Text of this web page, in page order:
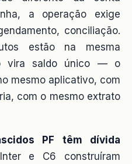
a operação exige
conciliação.
estão na mesma
vira saldo único — o
mesmo aplicativo, com
com o mesmo extrato
PF têm dívida
e C6 construíram